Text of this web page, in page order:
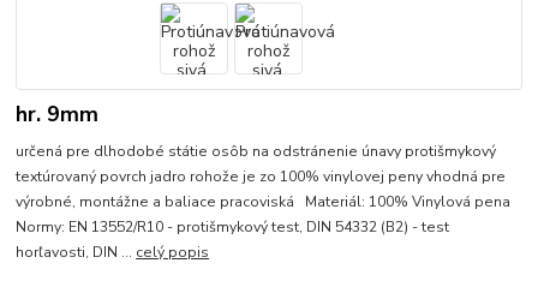
hr. 9mm
určená pre dlhodobé státie osôb na odstránenie únavy protišmykový
textúrovaný povrch jadro rohože je zo 100% vinylovej peny vhodná pre
výrobné, montážne a baliace pracoviská Materiál: 100% Vinylová pena
Normy: EN 13552/R10 - protišmykový test, DIN 54332 (B2) - test
horľavosti, DIN ... celý popis